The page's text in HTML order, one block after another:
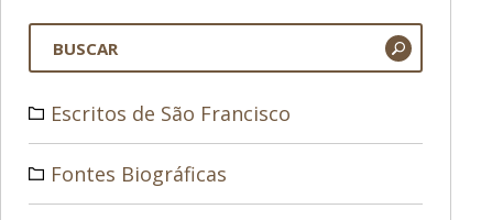
Escritos de São Francisco
Fontes Biográficas